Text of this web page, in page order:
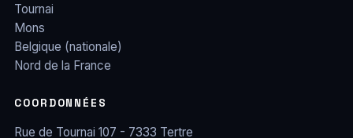
Tournai
Mons
Belgique (nationale)
Nord de la France
COORDONNÉES
Rue de Tournai 107 - 7333 Tertre